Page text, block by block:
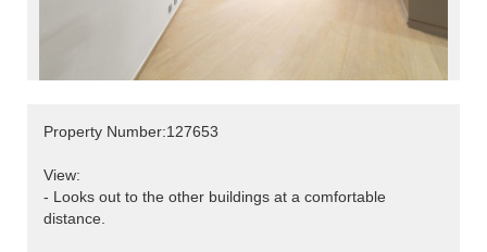
Property Number:127653
View:
- Looks out to the other buildings at a comfortable
distance.